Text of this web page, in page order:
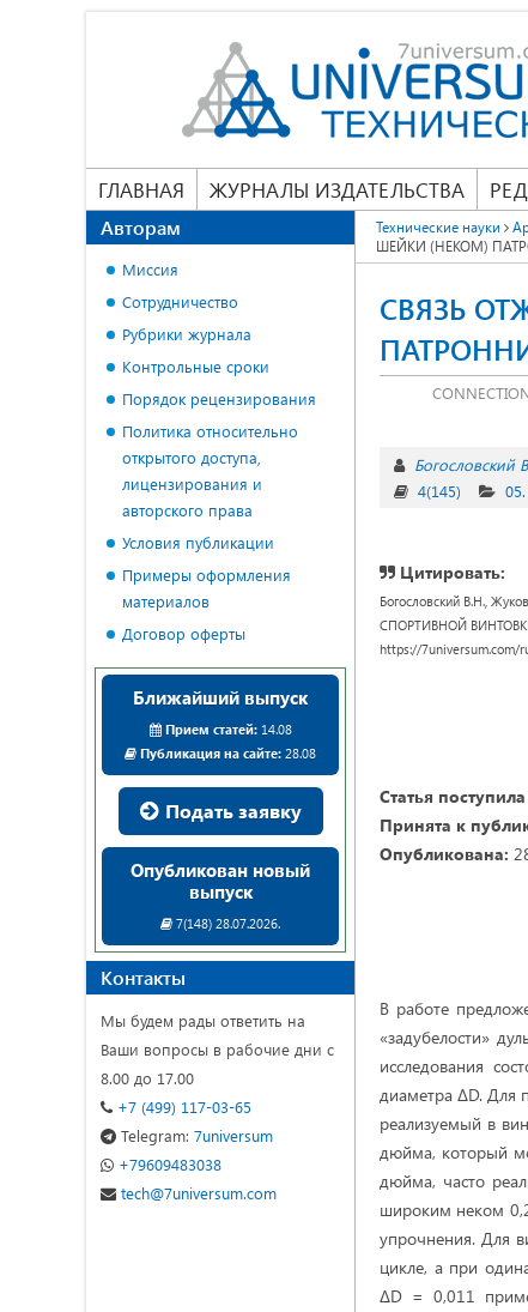
ГЛАВНАЯ ЖУРНАЛЫ ИЗДАТЕЛЬСТВА
Технические науки
ШЕЙКИ (НЕКОМ)
СВЯЗЬ
Богословский
4(145)
Цитировать:
Богословский В.Н.,
СПОРТИВНОЙ ВИНТОВКИ
https://7universum.com/
Статья
Принята к
Опубликована:
В работе
«задубелости»
исследования
диаметра ΔD. Для
реализуемый в
дюйма, который
дюйма, часто
широким неком
упрочнения. Для
цикле, а при
ΔD = 0,011
Авторам
Миссия
Сотрудничество
Рубрики журнала
Контрольные сроки
Порядок рецензирования
Политика относительно
открытого доступа,
лицензирования и
авторского права
Условия публикации
Примеры оформления
материалов
Договор оферты
Ближайший выпуск
Прием статей:14.08
Публикация на сайте: 28.08
Подать заявку
Опубликован новый
выпуск
7(148) 28.07.2026.
Контакты
Мы будем рады ответить на
Ваши вопросы в рабочие дни с
8.00 до 17.00
+7 (499) 117-03-65
Telegram: 7universum
+79609483038
tech@7universum.com